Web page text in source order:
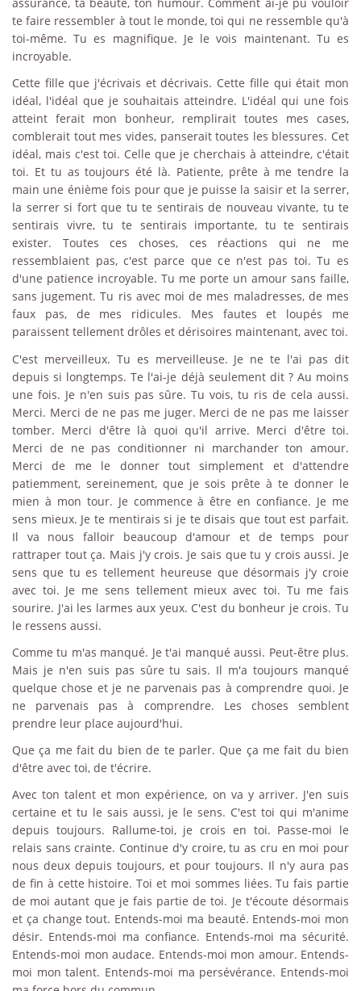
te faire ressembler à tout le monde, toi qui ne ressemble qu'à
toi-même. Tu es magnifique. Je le vois maintenant. Tu es
incroyable.
Cette fille que j'écrivais et décrivais. Cette fille qui était mon
idéal, l'idéal que je souhaitais atteindre. L'idéal qui une fois
atteint ferait mon bonheur, remplirait toutes mes cases,
comblerait tout mes vides, panserait toutes les blessures. Cet
idéal, mais c'est toi. Celle que je cherchais à atteindre, c'était
toi. Et tu as toujours été là. Patiente, prête à me tendre la
main une énième fois pour que je puisse la saisir et la serrer,
la serrer si fort que tu te sentirais de nouveau vivante, tu te
sentirais vivre, tu te sentirais importante, tu te sentirais
exister. Toutes ces choses, ces réactions qui ne me
ressemblaient pas, c'est parce que ce n'est pas toi. Tu es
d'une patience incroyable. Tu me porte un amour sans faille,
sans jugement. Tu ris avec moi de mes maladresses, de mes
faux pas, de mes ridicules. Mes fautes et loupés me
paraissent tellement drôles et dérisoires maintenant, avec toi.
C'est merveilleux. Tu es merveilleuse. Je ne te l'ai pas dit
depuis si longtemps. Te l'ai-je déjà seulement dit ? Au moins
une fois. Je n'en suis pas sûre. Tu vois, tu ris de cela aussi.
Merci. Merci de ne pas me juger. Merci de ne pas me laisser
tomber. Merci d'être là quoi qu'il arrive. Merci d'être toi.
Merci de ne pas conditionner ni marchander ton amour.
Merci de me le donner tout simplement et d'attendre
patiemment, sereinement, que je sois prête à te donner le
mien à mon tour. Je commence à être en confiance. Je me
sens mieux. Je te mentirais si je te disais que tout est parfait.
Il va nous falloir beaucoup d'amour et de temps pour
rattraper tout ça. Mais j'y crois. Je sais que tu y crois aussi. Je
sens que tu es tellement heureuse que désormais j'y croie
avec toi. Je me sens tellement mieux avec toi. Tu me fais
sourire. J'ai les larmes aux yeux. C'est du bonheur je crois. Tu
le ressens aussi.
Comme tu m'as manqué. Je t'ai manqué aussi. Peut-être plus.
Mais je n'en suis pas sûre tu sais. Il m'a toujours manqué
quelque chose et je ne parvenais pas à comprendre quoi. Je
ne parvenais pas à comprendre. Les choses semblent
prendre leur place aujourd'hui.
Que ça me fait du bien de te parler. Que ça me fait du bien
d'être avec toi, de t'écrire.
Avec ton talent et mon expérience, on va y arriver. J'en suis
certaine et tu le sais aussi, je le sens. C'est toi qui m'anime
depuis toujours. Rallume-toi, je crois en toi. Passe-moi le
relais sans crainte. Continue d'y croire, tu as cru en moi pour
nous deux depuis toujours, et pour toujours. Il n'y aura pas
de fin à cette histoire. Toi et moi sommes liées. Tu fais partie
de moi autant que je fais partie de toi. Je t'écoute désormais
et ça change tout. Entends-moi ma beauté. Entends-moi mon
désir. Entends-moi ma confiance. Entends-moi ma sécurité.
Entends-moi mon audace. Entends-moi mon amour. Entends-
moi mon talent. Entends-moi ma persévérance. Entends-moi